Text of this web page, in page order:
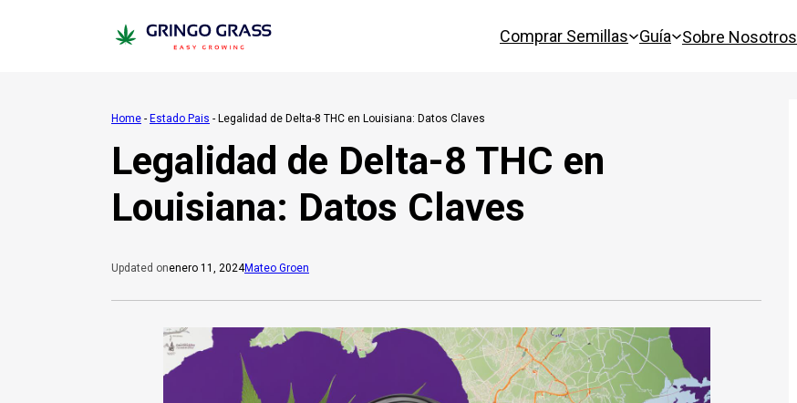
Comprar Semillas Guía Sobre Nosotros
Home - Estado Pais - Legalidad de Delta-8 THC en Louisiana: Datos Claves
Legalidad de Delta-8 THC en
Louisiana: Datos Claves
Updated onenero 11, 2024Mateo Groen